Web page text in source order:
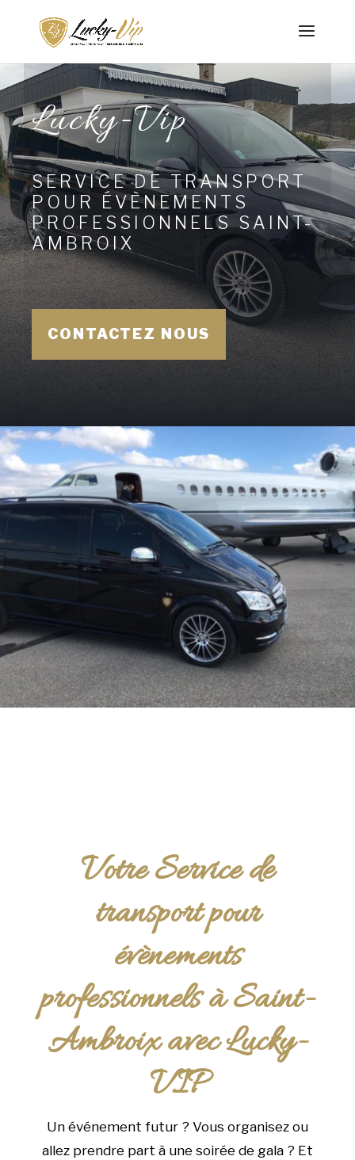
Lucky-Vip
SERVICE DE TRANSPORT
POUR ÉVÈNEMENTS
PROFESSIONNELS SAINT-
AMBROIX
CONTACTEZ NOUS
Votre Service de
transport pour
évènements
professionnels à Saint-
Ambroix avec Lucky-
VIP
Un événement futur ? Vous organisez ou
allez prendre part à une soirée de gala ? Et